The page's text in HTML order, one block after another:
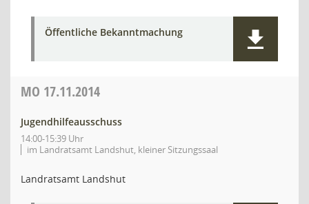
Öffentliche Bekanntmachung
MO 17.11.2014
Jugendhilfeausschuss
14:00-15:39 Uhr
im Landratsamt Landshut, kleiner Sitzungssaal
Landratsamt Landshut